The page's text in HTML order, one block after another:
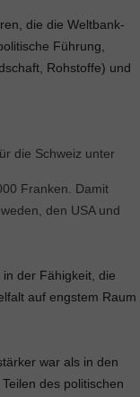
die die Weltbank-
Führung,
Rohstoffe) und
die Schweiz unter
Franken. Damit
den USA und
der Fähigkeit, die
auf engstem Raum
war als in den
des politischen